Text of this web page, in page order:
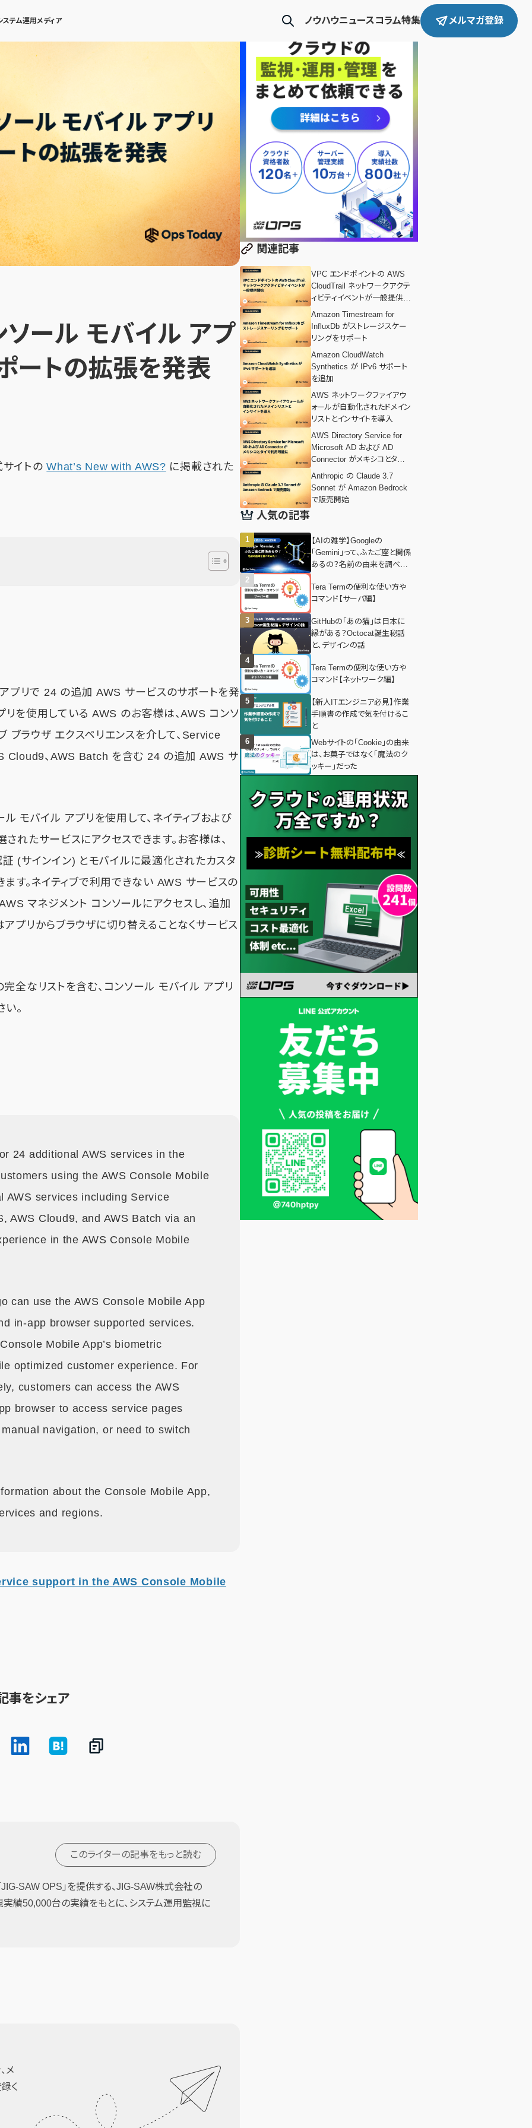
ステム運用メディア ノウハウニュースコラム特集 メルマガ登録
ール モバイル アプ
ートの拡張を発表
サイトのWhat’s New with AWS? に掲載された
プリで 24 の追加 AWS サービスのサポートを発
リを使用している AWS のお客様は、AWS コンソ
ブラウザ エクスペリエンスを介して、Service
Cloud9、AWS Batch を含む 24 の追加 AWS サ
モバイル アプリを使用して、ネイティブおよび
れたサービスにアクセスできます。お客様は、
(サインイン) とモバイルに最適化されたカスタ
す。ネイティブで利用できない AWS サービスの
マネジメント コンソールにアクセスし、追加
プリからブラウザに切り替えることなくサービス
全なリストを含む、コンソール モバイル アプリ
。
24 additional AWS services in the
using the AWS Console Mobile
AWS services including Service
AWS Cloud9, and AWS Batch via an
in the AWS Console Mobile
can use the AWS Console Mobile App
in-app browser supported services.
Mobile App’s biometric
optimized customer experience. For
customers can access the AWS
browser to access service pages
navigation, or need to switch
about the Console Mobile App,
and regions.
support in the AWS Console Mobile
事をシェア
このライターの記事をもっと読む
SAW OPS」を提供する、JIG-SAW株式会社の
績50,000台の実績をもとに、システム運用監視に
メ
く
関連記事
VPC エンドポイントの AWS
CloudTrail ネットワークアクテ
ィビティイベントが一般提供開
始
Amazon Timestream for
InfluxDb がストレージスケー
リングをサポート
Amazon CloudWatch
Synthetics が IPv6 サポート
を追加
AWS ネットワークファイアウ
ォールが自動化されたドメイン
リストとインサイトを導入
AWS Directory Service for
Microsoft AD および AD
Connector がメキシコとタイで
利用可能に
Anthropic の Claude 3.7
Sonnet が Amazon Bedrock
で販売開始
人気の記事
【AIの雑学】Googleの
「Gemini」って、ふたご座と関係
あるの？名前の由来を調べて
Tera Termの便利な使い方や
コマンド【サーバ編】
GitHubの「あの猫」は日本に
縁がある？Octocat誕生秘話
と、デザインの話
Tera Termの便利な使い方や
コマンド【ネットワーク編】
【新人ITエンジニア必見】作業
手順書の作成で気を付けるこ
と
Webサイトの「Cookie」の由来
は、お菓子ではなく「魔法のク
ッキー」だった